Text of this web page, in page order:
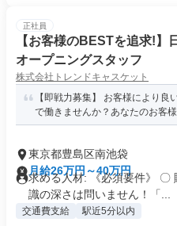
正社員
【お客様のBESTを追求!】
オープニングスタッフ
株式会社トレンドキャスケット
【即戦力募集】 お客様により
で働きませんか？あなたのお客
東京都豊島区南池袋
月給26万円～40万円
求める人材: 《必須要件》 〇
識の深さは問いません！「...
交通費支給 駅近5分以内